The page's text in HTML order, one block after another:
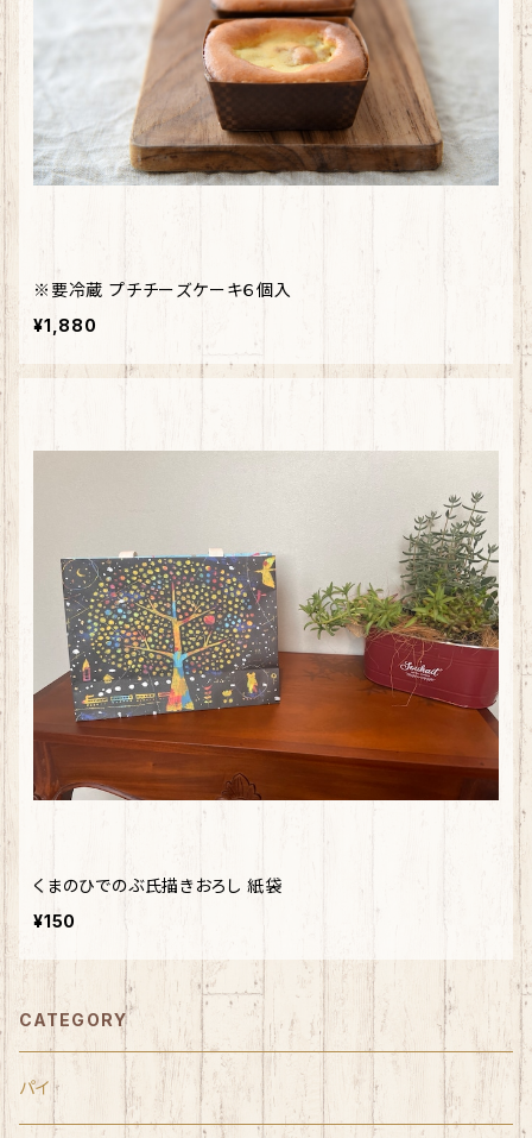
※要冷蔵 プチチーズケーキ６個入
¥1,880
くまのひでのぶ氏描きおろし 紙袋
¥150
CATEGORY
パイ